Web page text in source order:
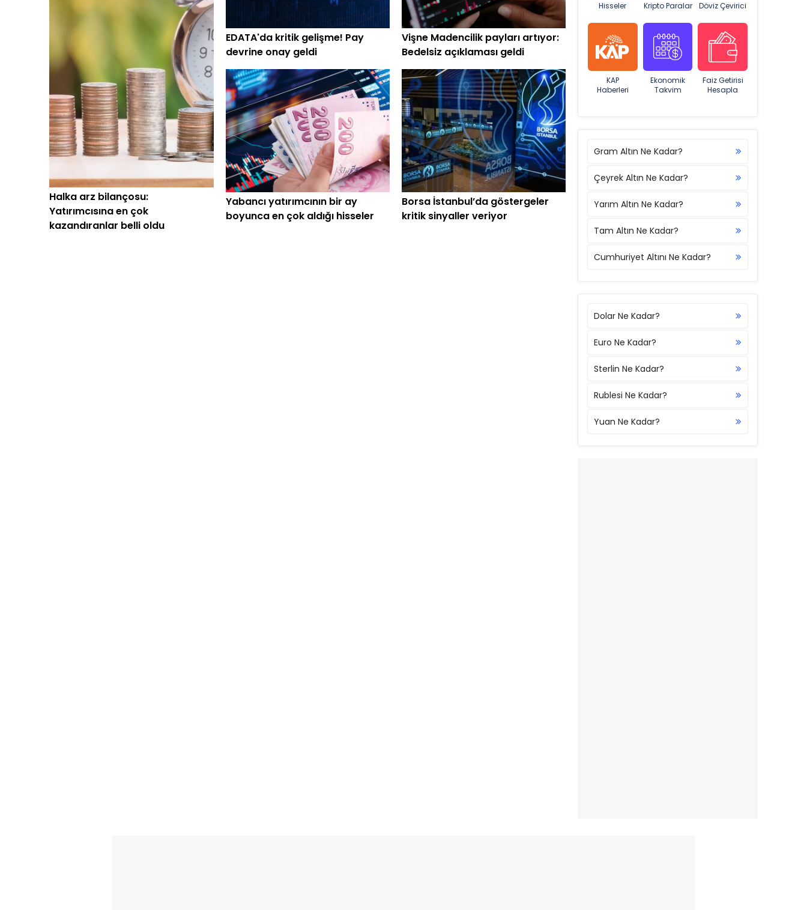
Halka arz bilançosu:
Yatırımcısına en çok
kazandıranlar belli oldu
EDATA'da kritik gelişme! Pay
devrine onay geldi
Vişne Madencilik payları artıyor:
Bedelsiz açıklaması geldi
Yabancı yatırımcının bir ay
boyunca en çok aldığı hisseler
Borsa İstanbul’da göstergeler
kritik sinyaller veriyor
Hisseler Kripto Paralar Döviz Çevirici
KAP
Haberleri
Ekonomik
Takvim
Faiz Getirisi
Hesapla
Gram Altın Ne Kadar?
Çeyrek Altın Ne Kadar?
Yarım Altın Ne Kadar?
Tam Altın Ne Kadar?
Cumhuriyet Altını Ne Kadar?
Dolar Ne Kadar?
Euro Ne Kadar?
Sterlin Ne Kadar?
Rublesi Ne Kadar?
Yuan Ne Kadar?